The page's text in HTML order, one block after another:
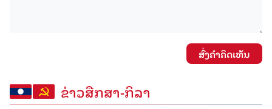
ສົ່ງຄໍາຄິດເຫັນ
ຂ່າວສືກສາ-ກິລາ